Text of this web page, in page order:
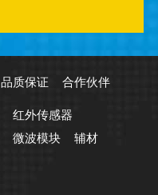
品质保证 合作伙伴
红外传感器
微波模块 辅材